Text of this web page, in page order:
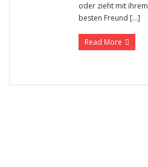
oder zieht mit ihrem
besten Freund […]
Read More